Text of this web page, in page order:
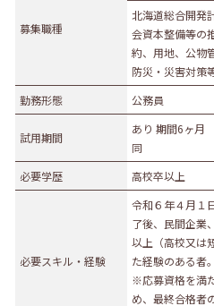
金属・機械製造業
卸売・小売業
自動車販売・修理
医薬品小売業
教育・学習支援業
募集職種
北海道総合開発
会資本整備等の
約、用地、公物
防災・災害対策
勤務形態
公務員
試用期間
あり 期間6ヶ月
同
必要学歴
高校卒以上
必要スキル・経験
令和６年４月１
了後、民間企業
以上（高校又は
た経験のある者。
※応募資格を満
め、最終合格者